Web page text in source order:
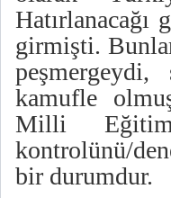
girmişti.
kamufle
Milli Eğitim
kontrolünü/
bir durumdur.